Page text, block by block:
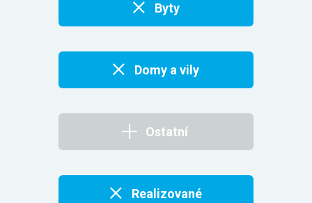
Byty
Domy a vily
Ostatní
Realizované